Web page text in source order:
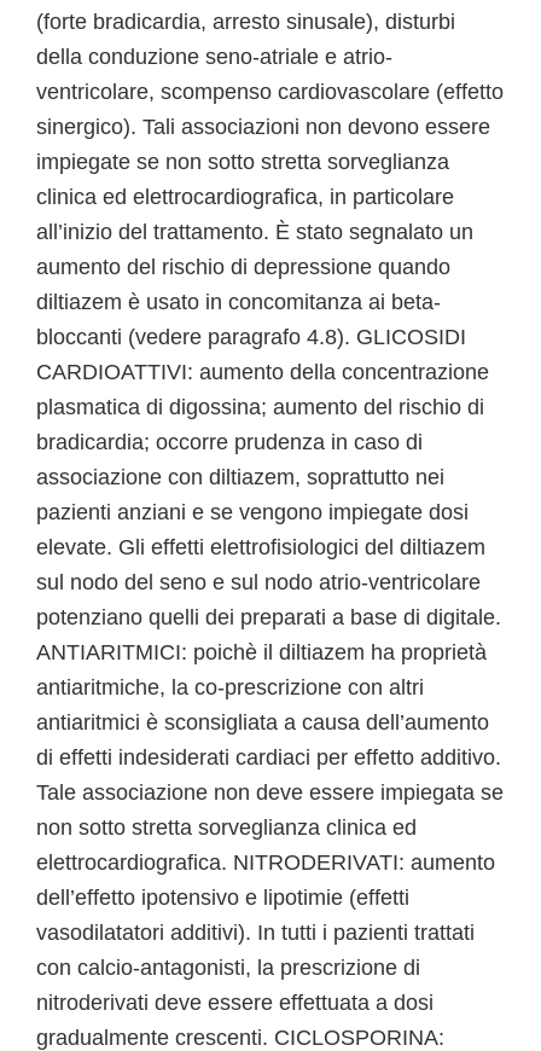
(forte bradicardia, arresto sinusale), disturbi
della conduzione seno-atriale e atrio-
ventricolare, scompenso cardiovascolare (effetto
sinergico). Tali associazioni non devono essere
impiegate se non sotto stretta sorveglianza
clinica ed elettrocardiografica, in particolare
all’inizio del trattamento. È stato segnalato un
aumento del rischio di depressione quando
diltiazem è usato in concomitanza ai beta-
bloccanti (vedere paragrafo 4.8). GLICOSIDI
CARDIOATTIVI: aumento della concentrazione
plasmatica di digossina; aumento del rischio di
bradicardia; occorre prudenza in caso di
associazione con diltiazem, soprattutto nei
pazienti anziani e se vengono impiegate dosi
elevate. Gli effetti elettrofisiologici del diltiazem
sul nodo del seno e sul nodo atrio-ventricolare
potenziano quelli dei preparati a base di digitale.
ANTIARITMICI: poichè il diltiazem ha proprietà
antiaritmiche, la co-prescrizione con altri
antiaritmici è sconsigliata a causa dell’aumento
di effetti indesiderati cardiaci per effetto additivo.
Tale associazione non deve essere impiegata se
non sotto stretta sorveglianza clinica ed
elettrocardiografica. NITRODERIVATI: aumento
dell’effetto ipotensivo e lipotimie (effetti
vasodilatatori additivi). In tutti i pazienti trattati
con calcio-antagonisti, la prescrizione di
nitroderivati deve essere effettuata a dosi
gradualmente crescenti. CICLOSPORINA: